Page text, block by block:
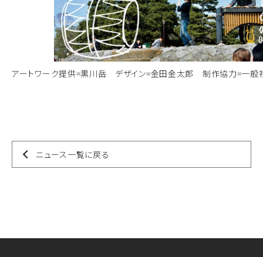
アートワーク提供=黒川岳 デザイン=金田金太郎 制作協力=一般
ニュース一覧に戻る